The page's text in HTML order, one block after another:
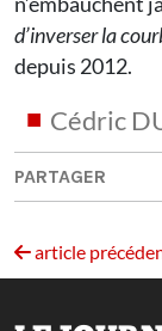
d’inverser la
depuis 2012.
Cédric
PARTAGER
article